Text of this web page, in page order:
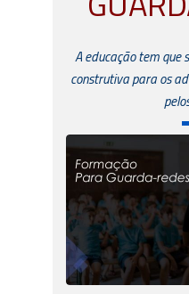
A educação tem que
construtiva para os